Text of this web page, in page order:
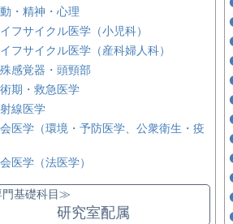
・精神・心理
フサイクル医学（小児科）
フサイクル医学（産科婦人科）
感覚器・頭頸部
期・救急医学
線医学
医学（環境・予防医学、公衆衛生・疫
医学（法医学）
基礎科目≫
研究室配属